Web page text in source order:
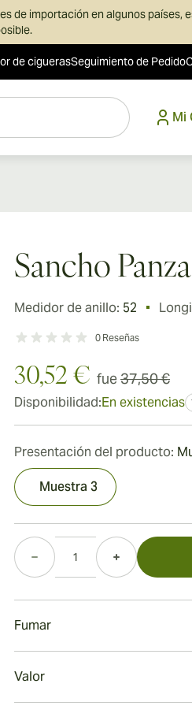
de importación en algunos países,
de ciguerasSeguimiento de Pedido
Mi
Sancho
Medidor de anillo: 52
0 Reseñas
30,52 € fue37,50 €
Disponibilidad:En existencias
Presentación del producto:
Muestra 3
Cantidad
Fumar
Valor